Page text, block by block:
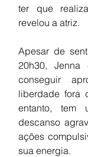
ter que
revelou a atriz.
Apesar de
20h30, Jenna
conseguir
liberdade fora
entanto, tem
descanso
ações
sua energia.